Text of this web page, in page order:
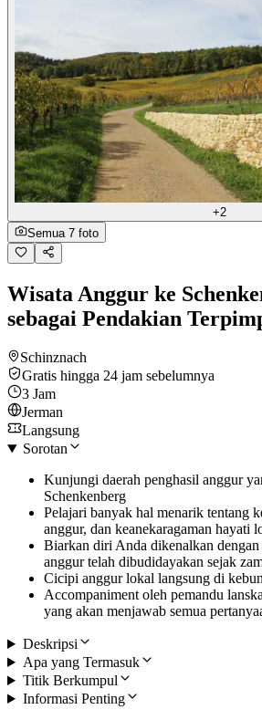
+2
Semua 7 foto
Wisata Anggur ke
sebagai Pendakian
Schinznach
Gratis hingga 24 jam sebelumnya
3 Jam
Jerman
Langsung
Sorotan
Kunjungi daerah penghasil anggur
Schenkenberg
Pelajari banyak hal menarik tentang
anggur, dan keanekaragaman hayati
Biarkan diri Anda dikenalkan dengan
anggur telah dibudidayakan sejak
Cicipi anggur lokal langsung di
Accompaniment oleh pemandu
yang akan menjawab semua
Deskripsi
Apa yang Termasuk
Titik Berkumpul
Informasi Penting